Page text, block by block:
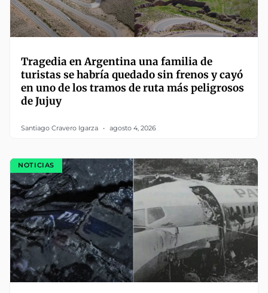
Tragedia en Argentina una familia de
turistas se habría quedado sin frenos y cayó
en uno de los tramos de ruta más peligrosos
de Jujuy
Santiago Cravero Igarza agosto 4, 2026
NOTICIAS